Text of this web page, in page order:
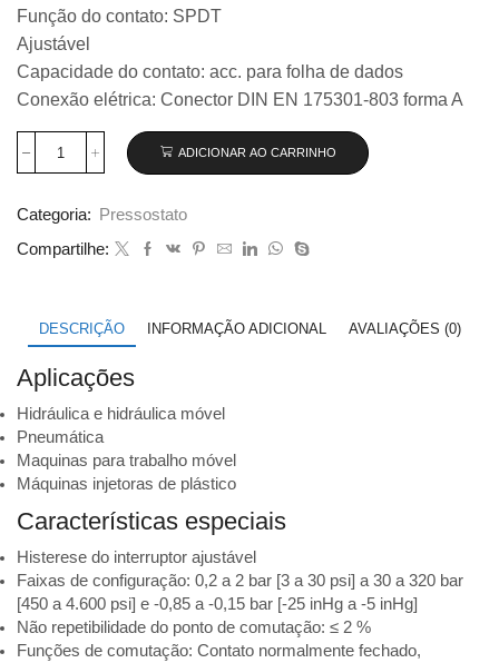
Função do contato: SPDT
Ajustável
Capacidade do contato: acc. para folha de dados
Conexão elétrica: Conector DIN EN 175301-803 forma A
Pressostato
PSM02
código
58443307
ADICIONAR AO CARRINHO
Categoria:
Pressostato
Compartilhe:
DESCRIÇÃO INFORMAÇÃO ADICIONAL AVALIAÇÕES (0)
Aplicações
Hidráulica e hidráulica móvel
Pneumática
Maquinas para trabalho móvel
Máquinas injetoras de plástico
Características especiais
Histerese do interruptor ajustável
Faixas de configuração: 0,2 a 2 bar [3 a 30 psi] a 30 a 320 bar
[450 a 4.600 psi] e -0,85 a -0,15 bar [-25 inHg a -5 inHg]
Não repetibilidade do ponto de comutação: ≤ 2 %
Funções de comutação: Contato normalmente fechado,